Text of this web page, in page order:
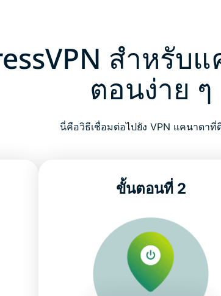
สำหรับ
ตอนง่าย ๆ
นี่คือวิธีเชื่อมต่อไปยัง VPN แคนาดาที่
ขั้นตอนที่ 2